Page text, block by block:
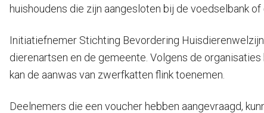
huishoudens die zijn aangesloten bij de voedselbank
Initiatiefnemer Stichting Bevordering
dierenartsen en de gemeente. Volgens de
kan de aanwas van zwerfkatten flink toenemen.
Deelnemers die een voucher hebben aangevraagd,